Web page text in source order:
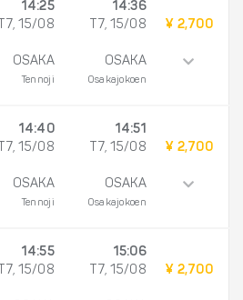
14:25
T7, 15/08
OSAKA
Tennoji
14:36
T7, 15/08
OSAKA
Osakajokoen
¥ 2,700
14:40
T7, 15/08
OSAKA
Tennoji
14:51
T7, 15/08
OSAKA
Osakajokoen
¥ 2,700
14:55
T7, 15/08
15:06
T7, 15/08
¥ 2,700